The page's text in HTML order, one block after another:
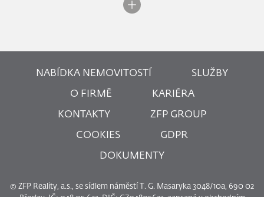
NABÍDKA NEMOVITOSTÍ SLUŽBY
O FIRMĚ KARIÉRA
KONTAKTY ZFP GROUP
COOKIES GDPR
DOKUMENTY
© ZFP Reality, a.s., se sídlem náměstí T. G. Masaryka 3048/10a, 690 02